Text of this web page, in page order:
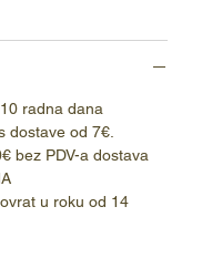
radna dana
dostave od 7€.
bez PDV-a dostava
u roku od 14